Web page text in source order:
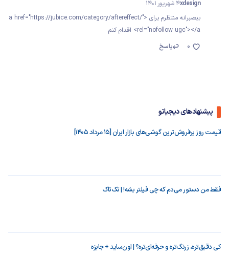
xdesign4 شهریور 1401
بیصبرانه منتظرم برای <a href="https://jubice.com/category/aftereffect/"
rel="nofollow ugc"></a> اقدام کنم
پاسخ
0
پیشنهادهای دیجیاتو
قیمت روز پرفروش‌ترین گوشی‌های بازار ایران [15 مرداد 1405]
فقط من دستور می‌دم که چی فیلتر بشه! | تک‌تاک
کی دقیق‌تره، زرنگ‌تره و حرفه‌ای‌تره؟ | اون‌ساید + جایزه